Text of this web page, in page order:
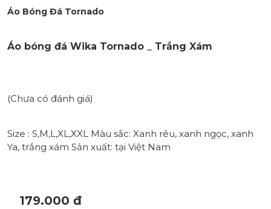
Áo Bóng Đá Tornado
Áo bóng đá Wika Tornado _ Trắng Xám
(Chưa có đánh giá)
Size : S,M,L,XL,XXL Màu sắc: Xanh rêu, xanh ngọc, xanh
Ya, trắng xám Sản xuất: tại Việt Nam
179.000 đ